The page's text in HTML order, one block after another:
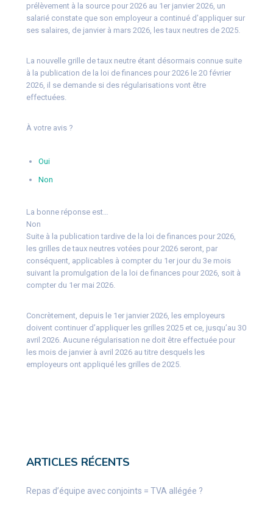
prélèvement à la source pour 2026 au 1er janvier 2026, un
salarié constate que son employeur a continué d’appliquer sur
ses salaires, de janvier à mars 2026, les taux neutres de 2025.
La nouvelle grille de taux neutre étant désormais connue suite
à la publication de la loi de finances pour 2026 le 20 février
2026, il se demande si des régularisations vont être
effectuées.
À votre avis ?
Oui
Non
La bonne réponse est…
Non
Suite à la publication tardive de la loi de finances pour 2026,
les grilles de taux neutres votées pour 2026 seront, par
conséquent, applicables à compter du 1er jour du 3e mois
suivant la promulgation de la loi de finances pour 2026, soit à
compter du 1er mai 2026.
Concrètement, depuis le 1er janvier 2026, les employeurs
doivent continuer d’appliquer les grilles 2025 et ce, jusqu’au 30
avril 2026. Aucune régularisation ne doit être effectuée pour
les mois de janvier à avril 2026 au titre desquels les
employeurs ont appliqué les grilles de 2025.
ARTICLES RÉCENTS
Repas d’équipe avec conjoints = TVA allégée ?